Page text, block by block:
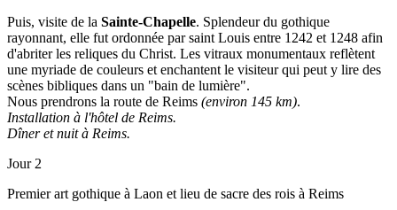
Puis, visite de la Sainte-Chapelle. Splendeur du gothique
rayonnant, elle fut ordonnée par saint Louis entre 1242 et 1248 afin
d'abriter les reliques du Christ. Les vitraux monumentaux reflètent
une myriade de couleurs et enchantent le visiteur qui peut y lire des
scènes bibliques dans un "bain de lumière".
Nous prendrons la route de Reims (environ 145 km).
Installation à l'hôtel de Reims.
Dîner et nuit à Reims.
Jour 2
Premier art gothique à Laon et lieu de sacre des rois à Reims